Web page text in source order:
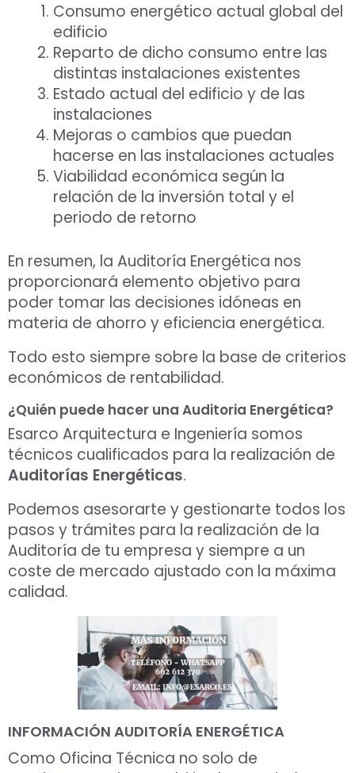
Consumo energético actual global del
edificio
Reparto de dicho consumo entre las
distintas instalaciones existentes
Estado actual del edificio y de las
instalaciones
Mejoras o cambios que puedan
hacerse en las instalaciones actuales
Viabilidad económica según la
relación de la inversión total y el
periodo de retorno
En resumen, la Auditoría Energética nos
proporcionará elemento objetivo para
poder tomar las decisiones idóneas en
materia de ahorro y eficiencia energética.
Todo esto siempre sobre la base de criterios
económicos de rentabilidad.
¿Quién puede hacer una Auditoria Energética?
Esarco Arquitectura e Ingeniería somos
técnicos cualificados para la realización de
Auditorías Energéticas.
Podemos asesorarte y gestionarte todos los
pasos y trámites para la realización de la
Auditoría de tu empresa y siempre a un
coste de mercado ajustado con la máxima
calidad.
INFORMACIÓN AUDITORÍA ENERGÉTICA
Como Oficina Técnica no solo de